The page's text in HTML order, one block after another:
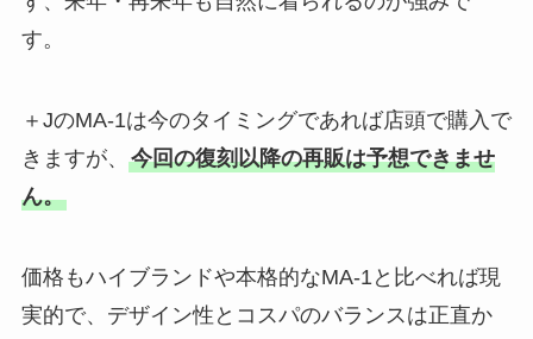
す。
＋JのMA-1は今のタイミングであれば店頭で購入で
きますが、 今回の復刻以降の再販は予想できませ
ん。
価格もハイブランドや本格的なMA-1と比べれば現
実的で、デザイン性とコスパのバランスは正直か